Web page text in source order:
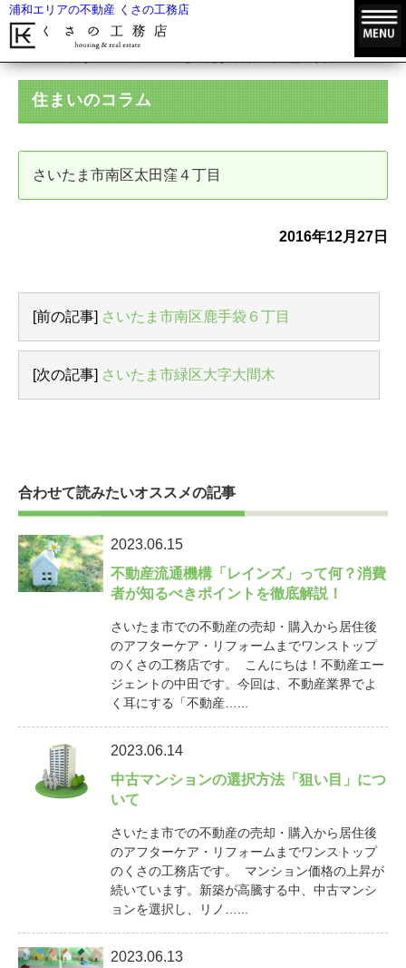
浦和エリアの不動産 くさの工務店
住まいのコラム
さいたま市南区太田窪４丁目
2016年12月27日
[前の記事] さいたま市南区鹿手袋６丁目
[次の記事] さいたま市緑区大字大間木
合わせて読みたいオススメの記事
2023.06.15
不動産流通機構「レインズ」って何？消費
者が知るべきポイントを徹底解説！
さいたま市での不動産の売却・購入から居住後
のアフターケア・リフォームまでワンストップ
のくさの工務店です。 こんにちは！不動産エー
ジェントの中田です。今回は、不動産業界でよ
く耳にする「不動産…...
2023.06.14
中古マンションの選択方法「狙い目」につ
いて
さいたま市での不動産の売却・購入から居住後
のアフターケア・リフォームまでワンストップ
のくさの工務店です。 マンション価格の上昇が
続いています。新築が高騰する中、中古マンシ
ョンを選択し、リノ…...
2023.06.13